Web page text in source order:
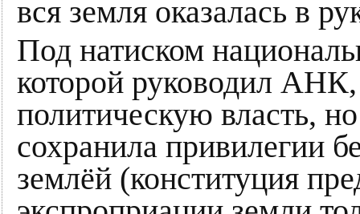
вся земля оказалась в
Под натиском
которой руководил АНК,
политическую власть,
сохранила привилегии
землёй (конституция